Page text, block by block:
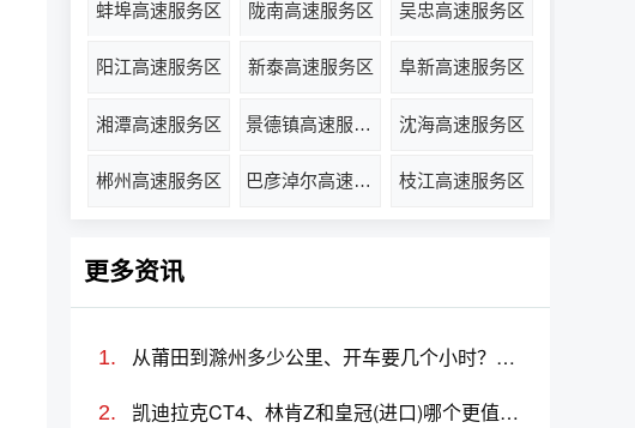
蚌埠高速服务区 陇南高速服务区 吴忠高速服务区
阳江高速服务区 新泰高速服务区 阜新高速服务区
湘潭高速服务区 景德镇高速服务区 沈海高速服务区
郴州高速服务区 巴彦淖尔高速服务区 枝江高速服务区
更多资讯
从莆田到滁州多少公里、开车要几个小时？过路费、油费等
凯迪拉克CT4、林肯Z和皇冠(进口)哪个更值得买？性价比、配置对比